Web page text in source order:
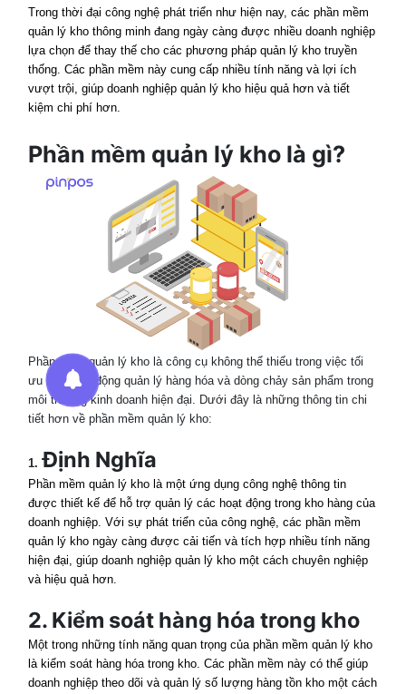
Trong thời đại công nghệ phát triển như hiện nay, các phần mềm
quản lý kho thông minh đang ngày càng được nhiều doanh nghiệp
lựa chọn để thay thế cho các phương pháp quản lý kho truyền
thống. Các phần mềm này cung cấp nhiều tính năng và lợi ích
vượt trội, giúp doanh nghiệp quản lý kho hiệu quả hơn và tiết
kiệm chi phí hơn.
Phần mềm quản lý kho là gì?
Phần mềm quản lý kho là công cụ không thể thiếu trong việc tối
ưu hóa hoạt động quản lý hàng hóa và dòng chảy sản phẩm trong
môi trường kinh doanh hiện đại. Dưới đây là những thông tin chi
tiết hơn về phần mềm quản lý kho:
1. Định Nghĩa
Phần mềm quản lý kho là một ứng dụng công nghệ thông tin
được thiết kế để hỗ trợ quản lý các hoạt động trong kho hàng của
doanh nghiệp. Với sự phát triển của công nghệ, các phần mềm
quản lý kho ngày càng được cải tiến và tích hợp nhiều tính năng
hiện đại, giúp doanh nghiệp quản lý kho một cách chuyên nghiệp
và hiệu quả hơn.
2. Kiểm soát hàng hóa trong kho
Một trong những tính năng quan trọng của phần mềm quản lý kho
là kiểm soát hàng hóa trong kho. Các phần mềm này có thể giúp
doanh nghiệp theo dõi và quản lý số lượng hàng tồn kho một cách